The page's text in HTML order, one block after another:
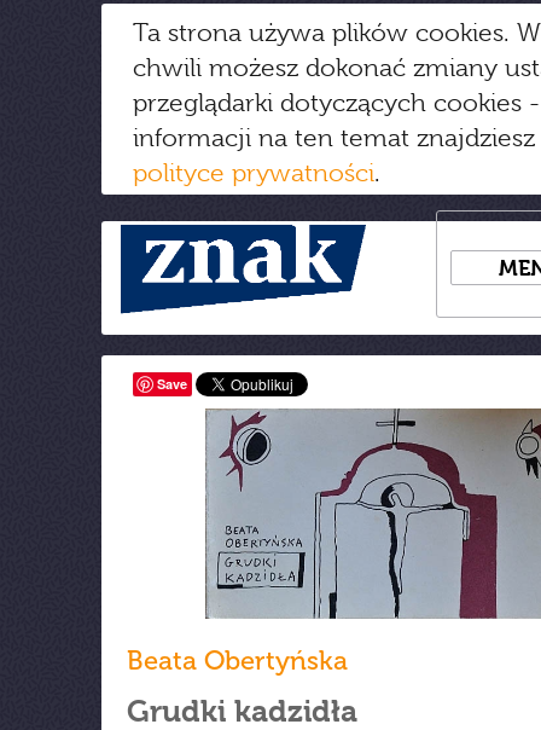
Ta strona używa plików cookies.
chwili możesz dokonać zmiany
przeglądarki dotyczących cookies
informacji na ten temat
polityce prywatności.
Save
Beata Obertyńska
Grudki kadzidła